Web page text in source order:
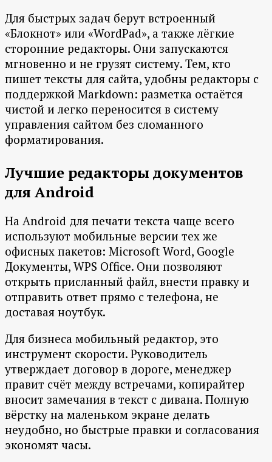
Для быстрых задач берут встроенный
«Блокнот» или «WordPad», а также лёгкие
сторонние редакторы. Они запускаются
мгновенно и не грузят систему. Тем, кто
пишет тексты для сайта, удобны редакторы с
поддержкой Markdown: разметка остаётся
чистой и легко переносится в систему
управления сайтом без сломанного
форматирования.
Лучшие редакторы документов
для Android
На Android для печати текста чаще всего
используют мобильные версии тех же
офисных пакетов: Microsoft Word, Google
Документы, WPS Office. Они позволяют
открыть присланный файл, внести правку и
отправить ответ прямо с телефона, не
доставая ноутбук.
Для бизнеса мобильный редактор, это
инструмент скорости. Руководитель
утверждает договор в дороге, менеджер
правит счёт между встречами, копирайтер
вносит замечания в текст с дивана. Полную
вёрстку на маленьком экране делать
неудобно, но быстрые правки и согласования
экономят часы.